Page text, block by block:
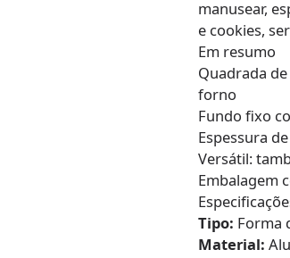
manusear,
e cookies,
Em resumo
Quadrada
forno
Fundo fixo
Espessura
Versátil:
Embalagem
Tipo: Forma
Material: